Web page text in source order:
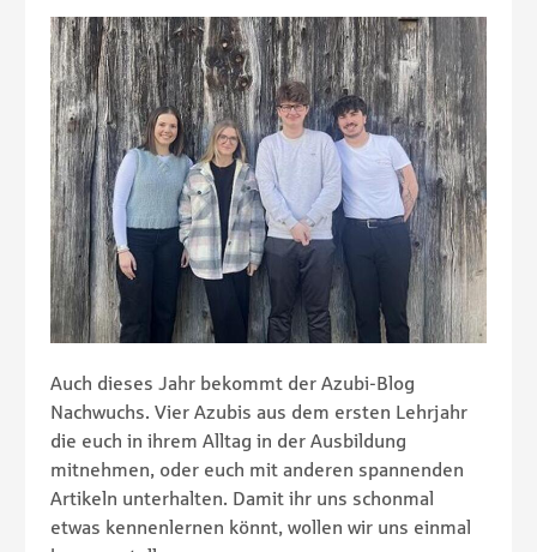
Auch dieses Jahr bekommt der Azubi-Blog
Nachwuchs. Vier Azubis aus dem ersten Lehrjahr
die euch in ihrem Alltag in der Ausbildung
mitnehmen, oder euch mit anderen spannenden
Artikeln unterhalten. Damit ihr uns schonmal
etwas kennenlernen könnt, wollen wir uns einmal